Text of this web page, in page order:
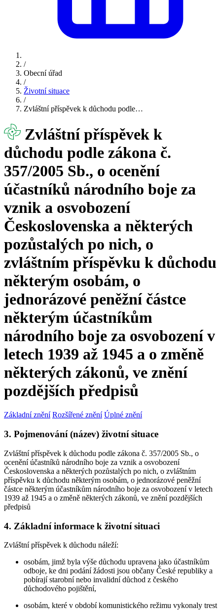
/
Obecní úřad
/
Životní situace
/
Zvláštní příspěvek k důchodu podle…
Zvláštní příspěvek k
důchodu podle zákona č.
357/2005 Sb., o ocenění
účastníků národního boje za
vznik a osvobození
Československa a některých
pozůstalých po nich, o
zvláštním příspěvku k důchodu
některým osobám, o
jednorázové peněžní částce
některým účastníkům
národního boje za osvobození v
letech 1939 až 1945 a o změně
některých zákonů, ve znění
pozdějších předpisů
Základní znění Rozšířené znění Úplné znění
3. Pojmenování (název) životní situace
Zvláštní příspěvek k důchodu podle zákona č. 357/2005 Sb., o
ocenění účastníků národního boje za vznik a osvobození
Československa a některých pozůstalých po nich, o zvláštním
příspěvku k důchodu některým osobám, o jednorázové peněžní
částce některým účastníkům národního boje za osvobození v letech
1939 až 1945 a o změně některých zákonů, ve znění pozdějších
předpisů
4. Základní informace k životní situaci
Zvláštní příspěvek k důchodu náleží:
osobám, jimž byla výše důchodu upravena jako účastníkům
odboje, ke dni podání žádosti jsou občany České republiky a
pobírají starobní nebo invalidní důchod z českého
důchodového pojištění,
osobám, které v období komunistického režimu vykonaly trest